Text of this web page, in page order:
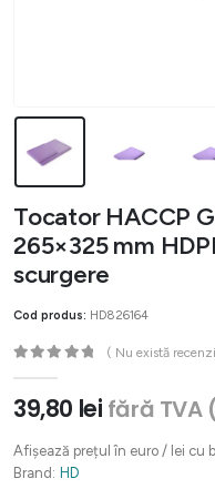
Tocator HACCP
265×325 mm
scurgere
Cod produs: HD826164
( Nu există
39,80 lei fără TVA (
Afișează prețul în euro / lei cu
Brand: HD